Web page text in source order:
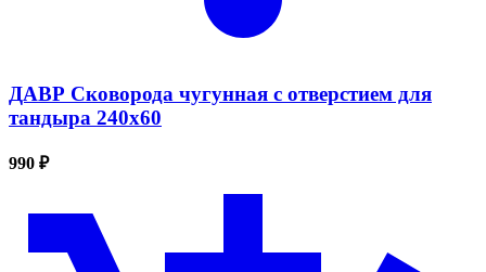
ДАВР Сковорода чугунная с отверстием для
тандыра 240х60
990 ₽